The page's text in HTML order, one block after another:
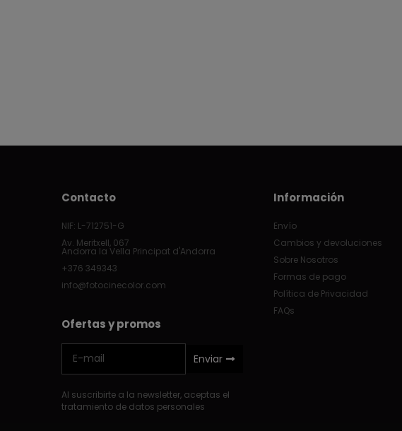
Contacto
NIF: L-712751-G
Av. Meritxell, 067
Andorra la Vella Principat d'Andorra
+376 349343
info@fotocinecolor.com
Ofertas y promos
Enviar
Al suscribirte a la newsletter, aceptas el
tratamiento de datos personales
Información
Envío
Cambios y devoluciones
Sobre Nosotros
Formas de pago
Política de Privacidad
FAQs